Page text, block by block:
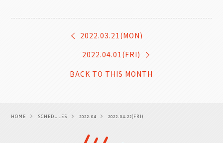
2022.03.21(MON)
2022.04.01(FRI)
BACK TO THIS MONTH
HOME SCHEDULES 2022.04 2022.04.22(FRI)